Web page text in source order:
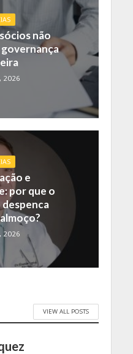
não
2026
e
por que o
2026
VIEW ALL POSTS